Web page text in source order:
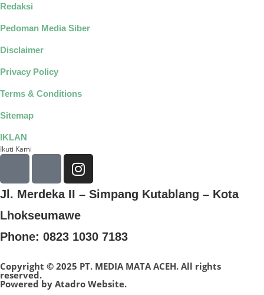
Redaksi
Pedoman Media Siber
Disclaimer
Privacy Policy
Terms & Conditions
Sitemap
IKLAN
Ikuti Kami
Jl. Merdeka II – Simpang Kutablang – Kota
Lhokseumawe
Phone: 0823 1030 7183
Copyright © 2025 PT. MEDIA MATA ACEH. All rights
reserved.
Powered by Atadro Website.